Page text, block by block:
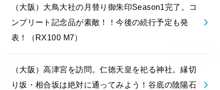
（大阪）大鳥大社の月替り御朱印Season1完了。コ
ンプリート記念品が素敵！！今後の続行予定も発
表！（RX100 M7）
（大阪）高津宮を訪問。仁徳天皇を祀る神社。縁切
り坂・相合坂は絶対に通ってみよう！谷底の陰陽石